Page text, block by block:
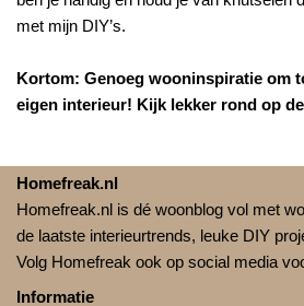
met mijn DIY’s.
Kortom: Genoeg wooninspiratie om
eigen interieur! Kijk lekker rond op
Homefreak.nl
Homefreak.nl is dé woonblog vol met
de laatste interieurtrends, leuke DIY
Volg Homefreak ook op social media
Informatie